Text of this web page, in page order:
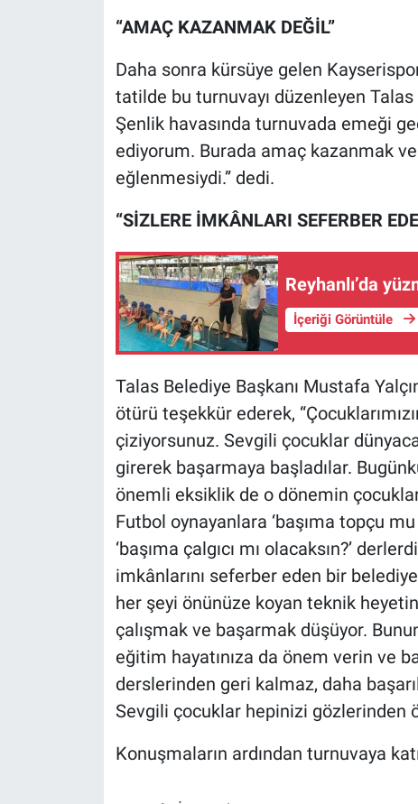
“AMAÇ KAZANMAK DEĞİL”
Daha sonra kürsüye gelen
tatilde bu turnuvayı düzenleyen
Şenlik havasında turnuvada emeği
ediyorum. Burada amaç kazanmak
eğlenmesiydi.” dedi.
“SİZLERE İMKÂNLARI SEFERBER
Reyhanlı’da
İçeriği Görüntüle
Talas Belediye Başkanı Mustafa
ötürü teşekkür ederek,
çiziyorsunuz. Sevgili çocuklar
girerek başarmaya başladılar.
önemli eksiklik de o dönemin
Futbol oynayanlara ‘başıma topçu
‘başıma çalgıcı mı olacaksın?’
imkânlarını seferber eden bir
her şeyi önünüze koyan teknik
çalışmak ve başarmak düşüyor.
eğitim hayatınıza da önem verin ve
derslerinden geri kalmaz, daha
Sevgili çocuklar hepinizi gözlerinden
Konuşmaların ardından turnuvaya